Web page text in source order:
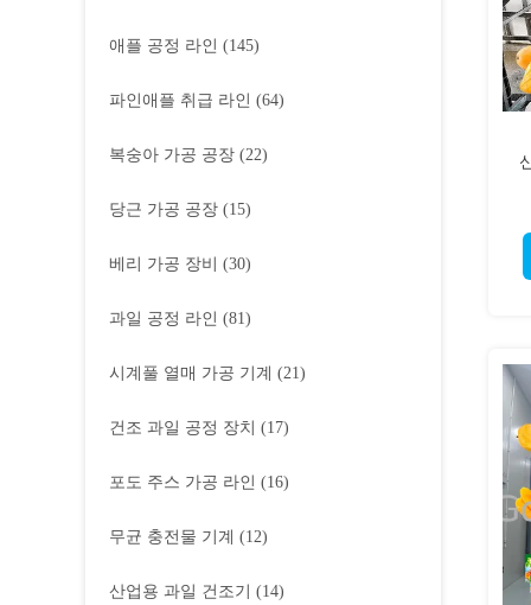
애플 공정 라인 (145)
파인애플 취급 라인 (64)
복숭아 가공 공장 (22)
당근 가공 공장 (15)
베리 가공 장비 (30)
과일 공정 라인 (81)
시계풀 열매 가공 기계 (21)
건조 과일 공정 장치 (17)
포도 주스 가공 라인 (16)
무균 충전물 기계 (12)
산업용 과일 건조기 (14)